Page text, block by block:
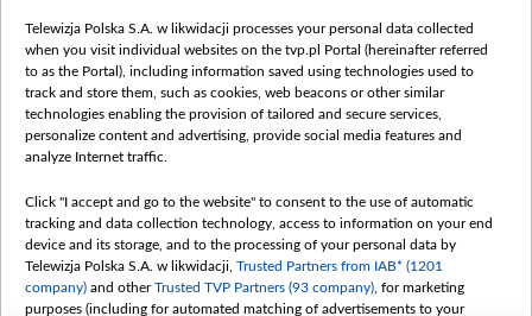
Бяспека
Youtube
Белсат news
Белсат Shorts
Жэстачайшы мульт
Belsat English
Biełsat PL
Белсат Now
Telewizja Polska S.A. w likwidacji processes your personal data collected
when you visit individual websites on the tvp.pl Portal (hereinafter referred
to as the Portal), including information saved using technologies used to
track and store them, such as cookies, web beacons or other similar
technologies enabling the provision of tailored and secure services,
personalize content and advertising, provide social media features and
analyze Internet traffic.
Click "I accept and go to the website" to consent to the use of automatic
tracking and data collection technology, access to information on your end
device and its storage, and to the processing of your personal data by
Telewizja Polska S.A. w likwidacji, Trusted Partners from IAB* (1201
company) and otherTrusted TVP Partners (93 company) , for marketing
purposes (including for automated matching of advertisements to your